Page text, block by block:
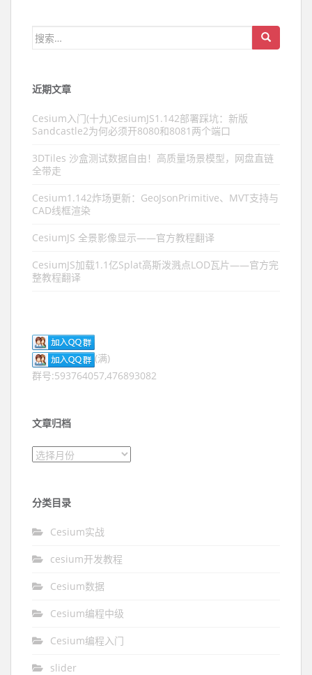
搜索：
近期文章
Cesium入门(十九)CesiumJS1.142部署踩坑：新版
Sandcastle2为何必须开8080和8081两个端口
3DTiles 沙盒测试数据自由！高质量场景模型，网盘直链
全带走
Cesium1.142炸场更新：GeoJsonPrimitive、MVT支持与
CAD线框渲染
CesiumJS 全景影像显示——官方教程翻译
CesiumJS加载1.1亿Splat高斯泼溅点LOD瓦片——官方完
整教程翻译
(满)
群号:593764057,476893082
文章归档
文章归档
分类目录
Cesium实战
cesium开发教程
Cesium数据
Cesium编程中级
Cesium编程入门
slider